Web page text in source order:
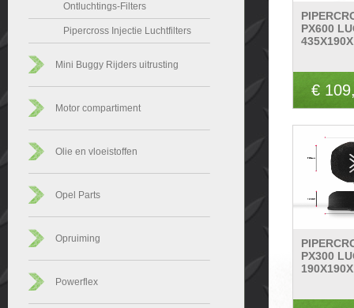
Ontluchtings-Filters
Pipercross Injectie Luchtfilters
Mini Buggy Rijders uitrusting
Motor compartiment
Olie en vloeistoffen
Opel Parts
Opruiming
Powerflex
PX600
€
PX300